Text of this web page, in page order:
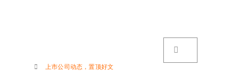
上市公司动态 ，置顶好文